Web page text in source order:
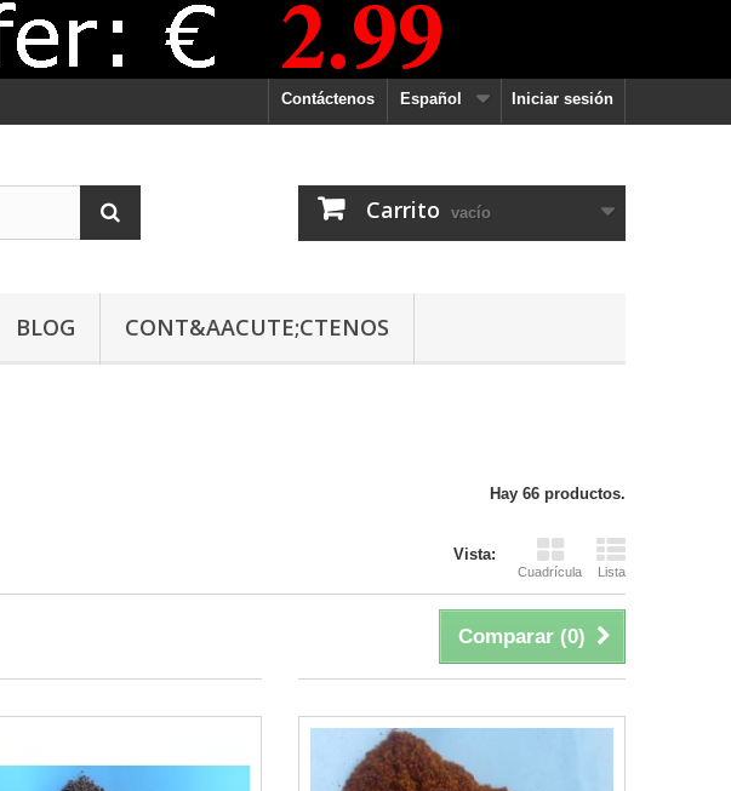
Iniciar sesión
Español
Contáctenos
Carrito vacío
BLOG CONT&AACUTE;CTENOS
Hay 66 productos.
Vista:
Cuadrícula Lista
Comparar (0)